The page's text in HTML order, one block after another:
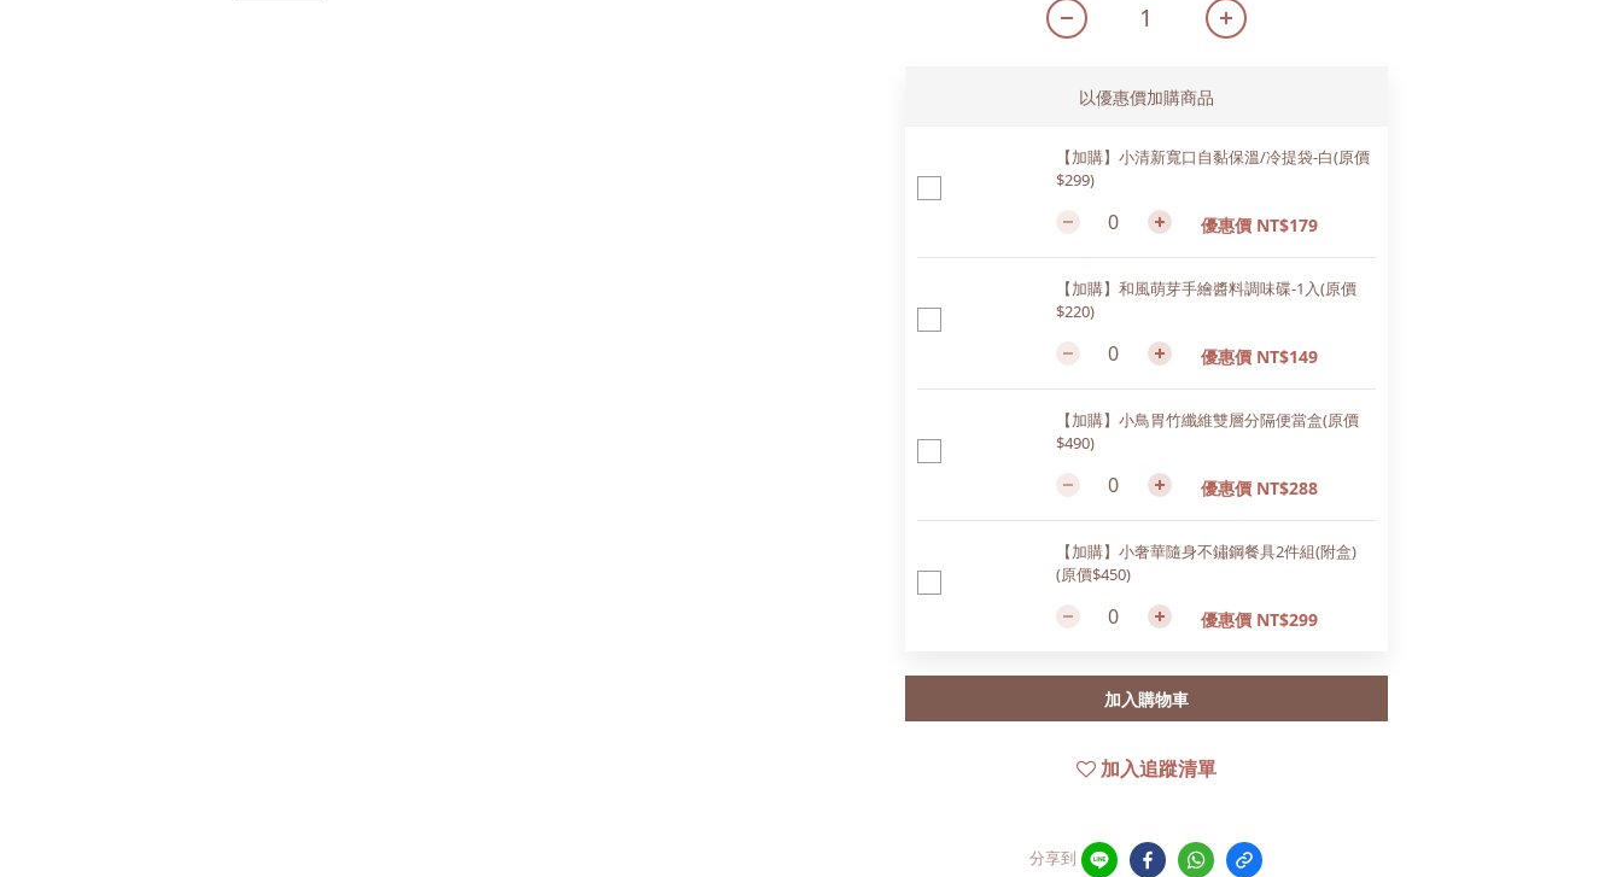
以優惠價加購商品
【加購】小清新寬口自黏保溫/冷提袋-白(原價
$299)
優惠價 NT$179
【加購】和風萌芽手繪醬料調味碟-1入(原價
$220)
優惠價 NT$149
【加購】小鳥胃竹纖維雙層分隔便當盒(原價
$490)
優惠價 NT$288
【加購】小奢華隨身不鏽鋼餐具2件組(附盒)
(原價$450)
優惠價 NT$299
加入購物車
加入追蹤清單
分享到